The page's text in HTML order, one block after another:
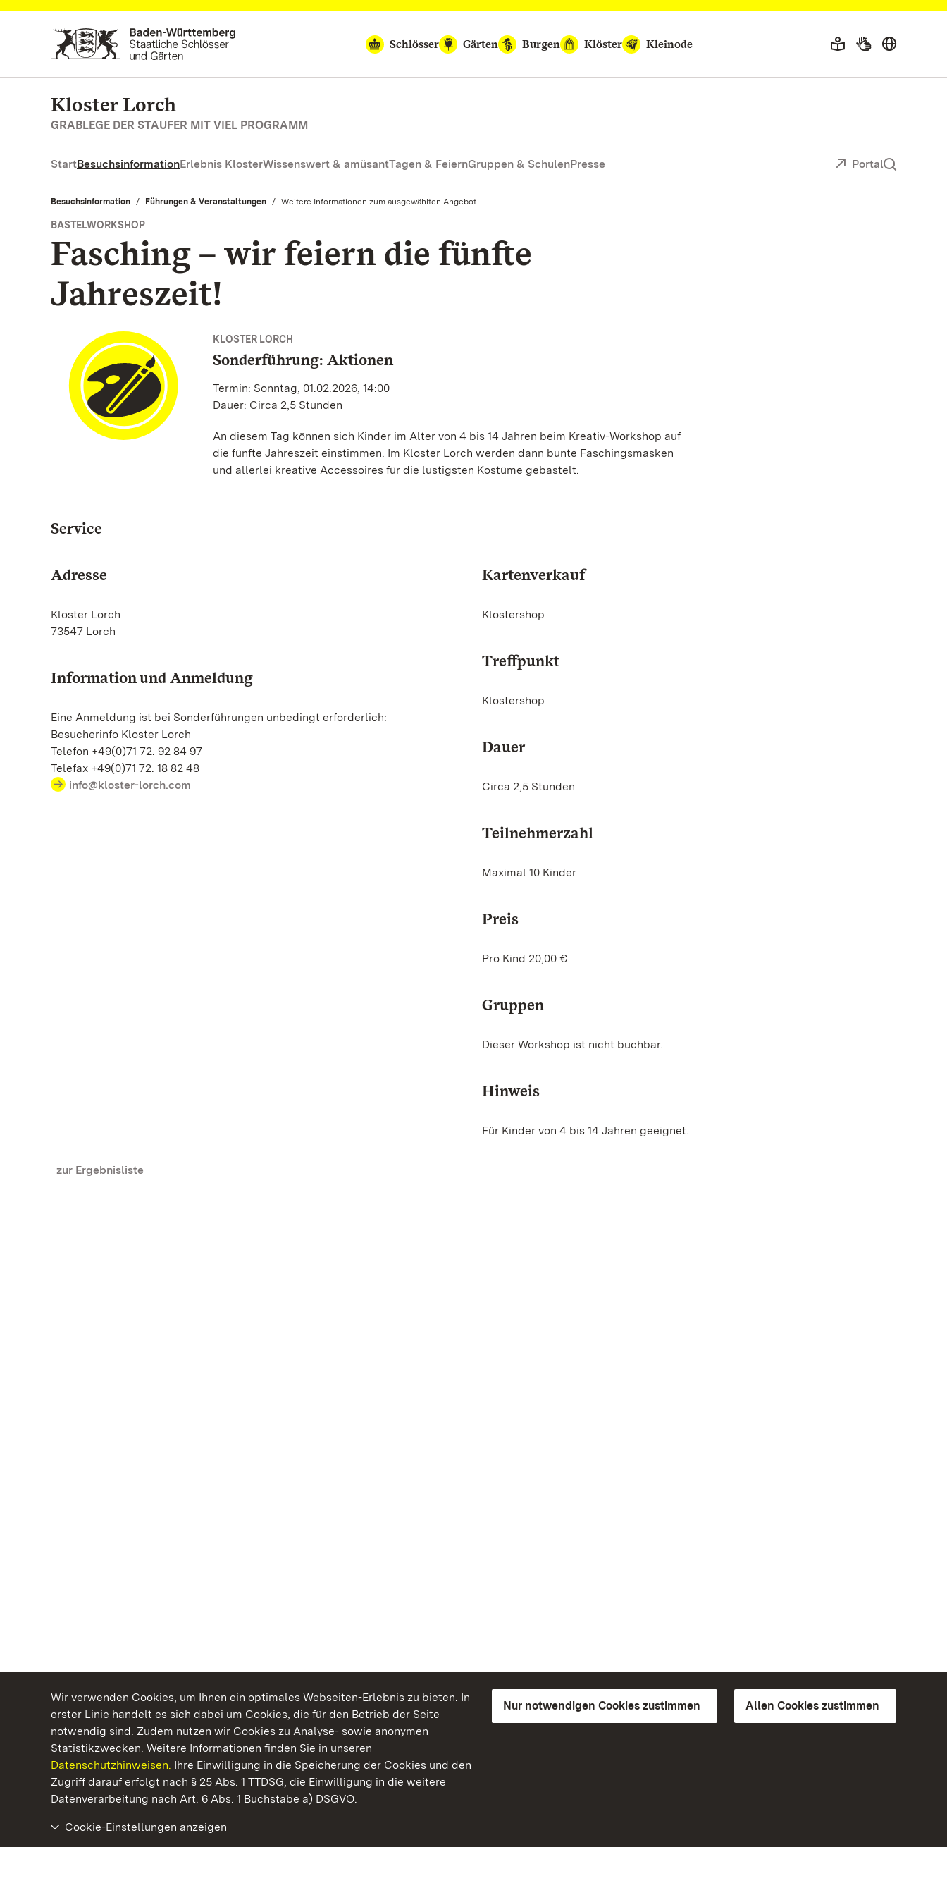
Wir verwenden Cookies, um Ihnen ein optimales Webseiten-Erlebnis zu bieten. In
erster Linie handelt es sich dabei um Cookies, die für den Betrieb der Seite
notwendig sind. Zudem nutzen wir Cookies zu Analyse- sowie anonymen
Statistikzwecken. Weitere Informationen finden Sie in unseren
Datenschutzhinweisen. Ihre Einwilligung in die Speicherung der Cookies und den
Zugriff darauf erfolgt nach § 25 Abs. 1 TTDSG, die Einwilligung in die weitere
Datenverarbeitung nach Art. 6 Abs. 1 Buchstabe a) DSGVO.
Nur notwendigen Cookies zustimmen Allen Cookies zustimmen
Cookie-Einstellungen anzeigen
Zum Hauptinhalt springen
Schlösser
Gärten Burgen Klöster Kleinode
Kloster Lorch
GRABLEGE DER STAUFER MIT VIEL PROGRAMM
StartBesuchsinformationErlebnis KlosterWissenswert & amüsantTagen & FeiernGruppen & SchulenPresse Portal
Besuchsinformation Führungen & Veranstaltungen Aktuell:
Weitere Informationen zum ausgewählten Angebot
BASTELWORKSHOP
Fasching – wir feiern die fünfte
Jahreszeit!
KLOSTER LORCH
Sonderführung: Aktionen
Termin: Sonntag, 01.02.2026, 14:00
Dauer: Circa 2,5 Stunden
An diesem Tag können sich Kinder im Alter von 4 bis 14 Jahren beim Kreativ-Workshop auf
die fünfte Jahreszeit einstimmen. Im Kloster Lorch werden dann bunte Faschingsmasken
und allerlei kreative Accessoires für die lustigsten Kostüme gebastelt.
Service
Adresse
Kloster Lorch
73547 Lorch
Information und Anmeldung
Eine Anmeldung ist bei Sonderführungen unbedingt erforderlich:
Besucherinfo Kloster Lorch
Telefon +49(0)71 72. 92 84 97
Telefax +49(0)71 72. 18 82 48
info@kloster-lorch.com
Kartenverkauf
Klostershop
Treffpunkt
Klostershop
Dauer
Circa 2,5 Stunden
Teilnehmerzahl
Maximal 10 Kinder
Preis
Pro Kind 20,00 €
Gruppen
Dieser Workshop ist nicht buchbar.
Hinweis
Für Kinder von 4 bis 14 Jahren geeignet.
zur Ergebnisliste
Kommen. Staunen. Genießen.